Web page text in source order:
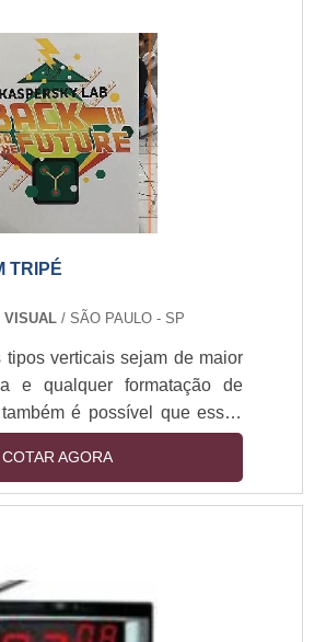
TRIPÉ
VISUAL / SÃO PAULO - SP
tipos verticais sejam de maior
e qualquer formatação de
é possível que essas
modelos quadrados em
o próprio nome da peça
tripé nada mais são do que
Especificações do banners
do material deve ser
e de....
COTAR AGORA